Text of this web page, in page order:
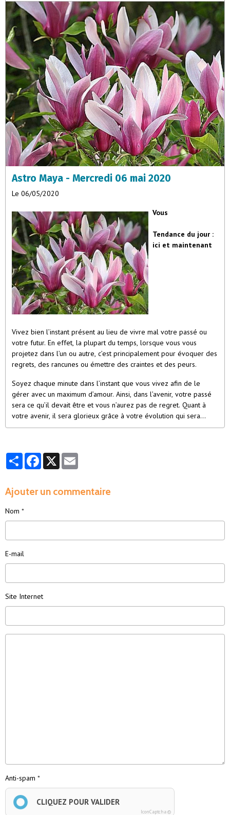
passions et écouter votre voix intérieure. Vous détenez la sagesse
mais elle est trop souvent étouffée par vos désirs.
Astro Maya - Mercredi 06 mai 2020
Le 06/05/2020
Vous
Tendance du jour :
ici et maintenant
Vivez bien l’instant présent au lieu de vivre mal votre passé ou
votre futur. En effet, la plupart du temps, lorsque vous vous
projetez dans l’un ou autre, c’est principalement pour évoquer des
regrets, des rancunes ou émettre des craintes et des peurs.
Soyez chaque minute dans l’instant que vous vivez afin de le
gérer avec un maximum d’amour. Ainsi, dans l’avenir, votre passé
sera ce qu’il devait être et vous n’aurez pas de regret. Quant à
votre avenir, il sera glorieux grâce à votre évolution qui sera
constante.
PartagerFacebook
X
Ajouter un commentaire
Nom
E-mail
Site Internet
Anti-spam
CLIQUEZ POUR VALIDER
IconCaptcha ©